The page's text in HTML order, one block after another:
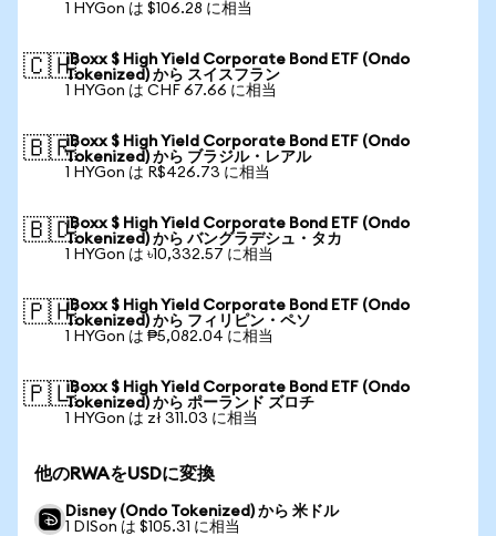
1 HYGon は $106.28 に相当
🇨🇭iBoxx $ High Yield Corporate Bond ETF (Ondo
Tokenized) から スイスフラン
1 HYGon は CHF 67.66 に相当
🇧🇷iBoxx $ High Yield Corporate Bond ETF (Ondo
Tokenized) から ブラジル・レアル
1 HYGon は R$426.73 に相当
🇧🇩iBoxx $ High Yield Corporate Bond ETF (Ondo
Tokenized) から バングラデシュ・タカ
1 HYGon は ৳10,332.57 に相当
🇵🇭iBoxx $ High Yield Corporate Bond ETF (Ondo
Tokenized) から フィリピン・ペソ
1 HYGon は ₱5,082.04 に相当
🇵🇱iBoxx $ High Yield Corporate Bond ETF (Ondo
Tokenized) から ポーランド ズロチ
1 HYGon は zł 311.03 に相当
他のRWAをUSDに変換
Disney (Ondo Tokenized) から 米ドル
1 DISon は $105.31 に相当